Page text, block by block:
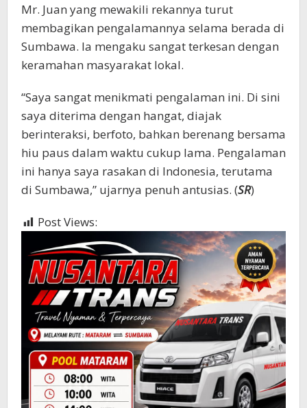
Mr. Juan yang mewakili rekannya turut
membagikan pengalamannya selama berada di
Sumbawa. Ia mengaku sangat terkesan dengan
keramahan masyarakat lokal.
“Saya sangat menikmati pengalaman ini. Di sini
saya diterima dengan hangat, diajak
berinteraksi, berfoto, bahkan berenang bersama
hiu paus dalam waktu cukup lama. Pengalaman
ini hanya saya rasakan di Indonesia, terutama
di Sumbawa,” ujarnya penuh antusias. (SR)
Post Views: